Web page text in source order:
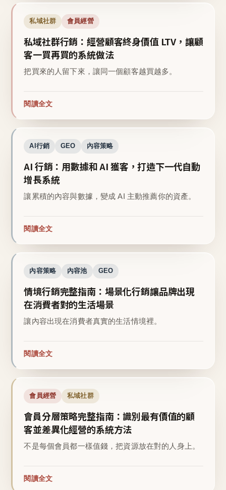
私域社群 會員經營
私域社群行銷：經營顧客終身價值 LTV，讓顧
客一買再買的系統做法
把買來的人留下來，讓同一個顧客越買越多。
閱讀全文
AI行銷 GEO 內容策略
AI 行銷：用數據和 AI 獲客，打造下一代自動
增長系統
讓累積的內容與數據，變成 AI 主動推薦你的資產。
閱讀全文
內容策略 內容池 GEO
情境行銷完整指南：場景化行銷讓品牌出現
在消費者對的生活場景
讓內容出現在消費者真實的生活情境裡。
閱讀全文
會員經營 私域社群
會員分層策略完整指南：識別最有價值的顧
客並差異化經營的系統方法
不是每個會員都一樣值錢，把資源放在對的人身上。
閱讀全文